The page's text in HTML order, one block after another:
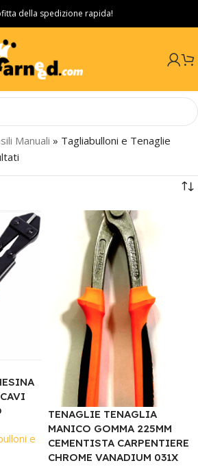
della spedizione rapida!
Manuali » Tagliabulloni e Tenaglie
e
TENAGLIE TENAGLIA
MANICO GOMMA 225MM
CEMENTISTA CARPENTIERE
CHROME VANADIUM 031X